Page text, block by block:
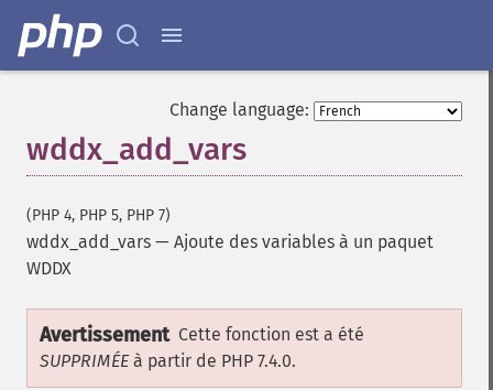
Change language:
wddx_add_vars
(PHP 4, PHP 5, PHP 7)
wddx_add_vars — Ajoute des variables à un paquet
WDDX
Avertissement Cette fonction est a été
SUPPRIMÉEà partir de PHP 7.4.0.